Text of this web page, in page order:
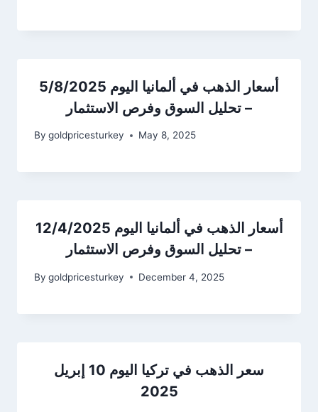
أسعار الذهب في ألمانيا اليوم 5/8/2025
– تحليل السوق وفرص الاستثمار
By goldpricesturkey May 8, 2025
أسعار الذهب في ألمانيا اليوم 12/4/2025
– تحليل السوق وفرص الاستثمار
By goldpricesturkey December 4, 2025
سعر الذهب في تركيا اليوم 10 إبريل
2025